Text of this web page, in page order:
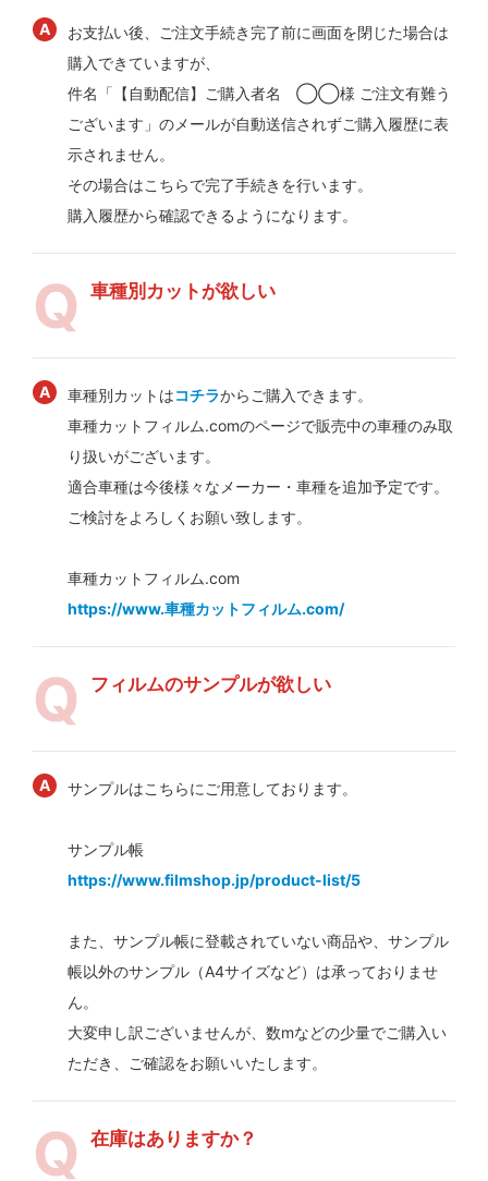
お支払い後、ご注文手続き完了前に画面を閉じた場合は
購入できていますが、
件名「【自動配信】ご購入者名 ◯◯様 ご注文有難う
ございます」のメールが自動送信されずご購入履歴に表
示されません。
その場合はこちらで完了手続きを行います。
購入履歴から確認できるようになります。
車種別カットが欲しい
車種別カットはコチラからご購入できます。
車種カットフィルム.comのページで販売中の車種のみ取
り扱いがございます。
適合車種は今後様々なメーカー・車種を追加予定です。
ご検討をよろしくお願い致します。
車種カットフィルム.com
https://www.車種カットフィルム.com/
フィルムのサンプルが欲しい
サンプルはこちらにご用意しております。
サンプル帳
https://www.filmshop.jp/product-list/5
また、サンプル帳に登載されていない商品や、サンプル
帳以外のサンプル（A4サイズなど）は承っておりませ
ん。
大変申し訳ございませんが、数mなどの少量でご購入い
ただき、ご確認をお願いいたします。
在庫はありますか？